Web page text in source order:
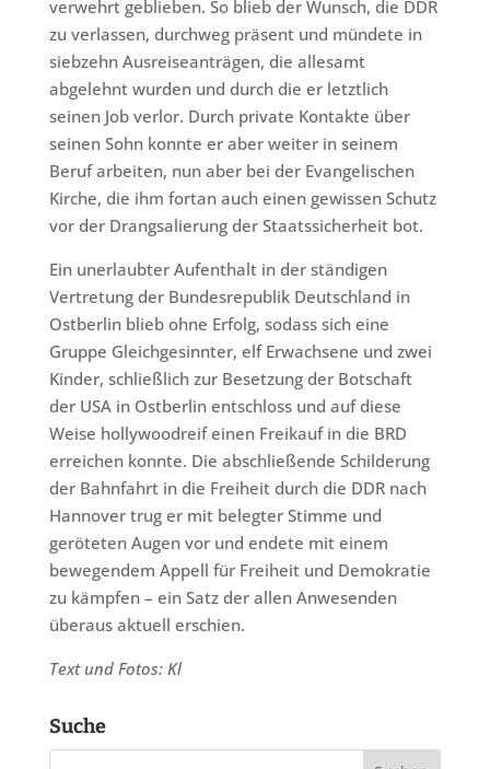
verwehrt geblieben. So blieb der Wunsch, die DDR
zu verlassen, durchweg präsent und mündete in
siebzehn Ausreiseanträgen, die allesamt
abgelehnt wurden und durch die er letztlich
seinen Job verlor. Durch private Kontakte über
seinen Sohn konnte er aber weiter in seinem
Beruf arbeiten, nun aber bei der Evangelischen
Kirche, die ihm fortan auch einen gewissen Schutz
vor der Drangsalierung der Staatssicherheit bot.
Ein unerlaubter Aufenthalt in der ständigen
Vertretung der Bundesrepublik Deutschland in
Ostberlin blieb ohne Erfolg, sodass sich eine
Gruppe Gleichgesinnter, elf Erwachsene und zwei
Kinder, schließlich zur Besetzung der Botschaft
der USA in Ostberlin entschloss und auf diese
Weise hollywoodreif einen Freikauf in die BRD
erreichen konnte. Die abschließende Schilderung
der Bahnfahrt in die Freiheit durch die DDR nach
Hannover trug er mit belegter Stimme und
geröteten Augen vor und endete mit einem
bewegendem Appell für Freiheit und Demokratie
zu kämpfen – ein Satz der allen Anwesenden
überaus aktuell erschien.
Text und Fotos: Kl
Suche